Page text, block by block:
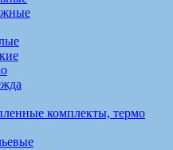
комплекты, термо